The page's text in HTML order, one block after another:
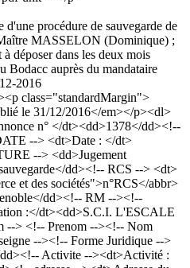
procédure de sauvegarde de
MASSELON (Dominique) ;
déposer dans les deux mois
Bodacc auprès du mandataire
2016
class="standardMargin">
le 31/12/2016</em></p><dl>
n° </dt><dd>1378</dd><!--
--> <dt>Date : </dt>
--> <dd>Jugement
dd><!-- RCS --> <dt>
et des sociétés">n°RCS</abbr>
dd><!-- RM --><!--
:</dt><dd>S.C.I. L'ESCALE
> <!-- Prenom --><!-- Nom
--><!-- Forme Juridique -->
Activite --><dt>Activité :